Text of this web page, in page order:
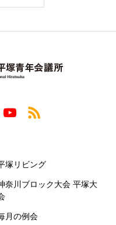
塚リビング
奈川ブロック大会 平塚大
月の例会